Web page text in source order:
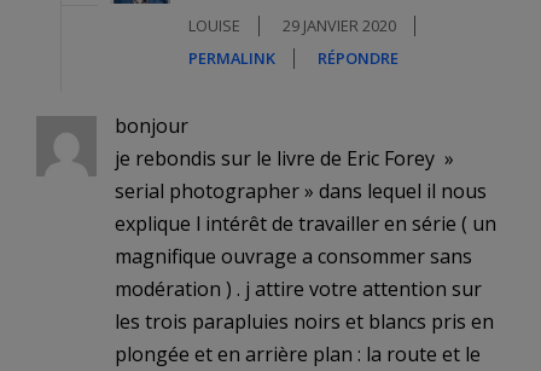
LOUISE
29 JANVIER 2020
PERMALINK
RÉPONDRE
bonjour
je rebondis sur le livre de Eric Forey »
serial photographer » dans lequel il nous
explique l intérêt de travailler en série ( un
magnifique ouvrage a consommer sans
modération ) . j attire votre attention sur
les trois parapluies noirs et blancs pris en
plongée et en arrière plan : la route et le